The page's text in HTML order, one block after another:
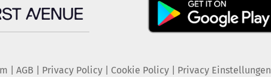
AGB Privacy Policy| Cookie Policy| Privacy Einstellungen